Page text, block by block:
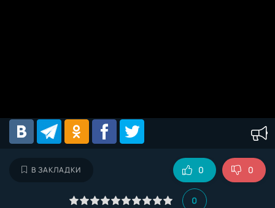
В ЗАКЛАДКИ
0
0 0